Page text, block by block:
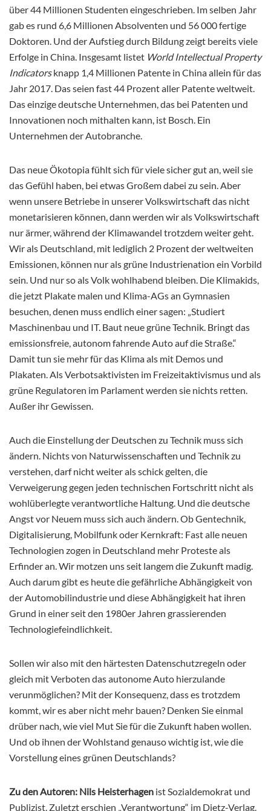
über 44 Millionen Studenten eingeschrieben. Im selben Jahr
gab es rund 6,6 Millionen Absolventen und 56 000 fertige
Doktoren. Und der Aufstieg durch Bildung zeigt bereits viele
Erfolge in China. Insgesamt listet World Intellectual Property
Indicatorsknapp 1,4 Millionen Patente in China allein für das
Jahr 2017. Das seien fast 44 Prozent aller Patente weltweit.
Das einzige deutsche Unternehmen, das bei Patenten und
Innovationen noch mithalten kann, ist Bosch. Ein
Unternehmen der Autobranche.
Das neue Ökotopia fühlt sich für viele sicher gut an, weil sie
das Gefühl haben, bei etwas Großem dabei zu sein. Aber
wenn unsere Betriebe in unserer Volkswirtschaft das nicht
monetarisieren können, dann werden wir als Volkswirtschaft
nur ärmer, während der Klimawandel trotzdem weiter geht.
Wir als Deutschland, mit lediglich 2 Prozent der weltweiten
Emissionen, können nur als grüne Industrienation ein Vorbild
sein. Und nur so als Volk wohlhabend bleiben. Die Klimakids,
die jetzt Plakate malen und Klima-AGs an Gymnasien
besuchen, denen muss endlich einer sagen: „Studiert
Maschinenbau und IT. Baut neue grüne Technik. Bringt das
emissionsfreie, autonom fahrende Auto auf die Straße.“
Damit tun sie mehr für das Klima als mit Demos und
Plakaten. Als Verbotsaktivisten im Freizeitaktivismus und als
grüne Regulatoren im Parlament werden sie nichts retten.
Außer ihr Gewissen.
Auch die Einstellung der Deutschen zu Technik muss sich
ändern. Nichts von Naturwissenschaften und Technik zu
verstehen, darf nicht weiter als schick gelten, die
Verweigerung gegen jeden technischen Fortschritt nicht als
wohlüberlegte verantwortliche Haltung. Und die deutsche
Angst vor Neuem muss sich auch ändern. Ob Gentechnik,
Digitalisierung, Mobilfunk oder Kernkraft: Fast alle neuen
Technologien zogen in Deutschland mehr Proteste als
Erfinder an. Wir motzen uns seit langem die Zukunft madig.
Auch darum gibt es heute die gefährliche Abhängigkeit von
der Automobilindustrie und diese Abhängigkeit hat ihren
Grund in einer seit den 1980er Jahren grassierenden
Technologiefeindlichkeit.
Sollen wir also mit den härtesten Datenschutzregeln oder
gleich mit Verboten das autonome Auto hierzulande
verunmöglichen? Mit der Konsequenz, dass es trotzdem
kommt, wir es aber nicht mehr bauen? Denken Sie einmal
drüber nach, wie viel Mut Sie für die Zukunft haben wollen.
Und ob ihnen der Wohlstand genauso wichtig ist, wie die
Vorstellung eines grünen Deutschlands?
Zu den Autoren: Nils Heisterhagen ist Sozialdemokrat und
Publizist. Zuletzt erschien „Verantwortung“ im Dietz-Verlag.